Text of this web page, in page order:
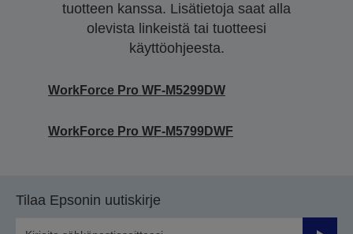
tuotteen kanssa. Lisätietoja saat alla
olevista linkeistä tai tuotteesi
käyttöohjeesta.
WorkForce Pro WF-M5299DW
WorkForce Pro WF-M5799DWF
Tilaa Epsonin uutiskirje